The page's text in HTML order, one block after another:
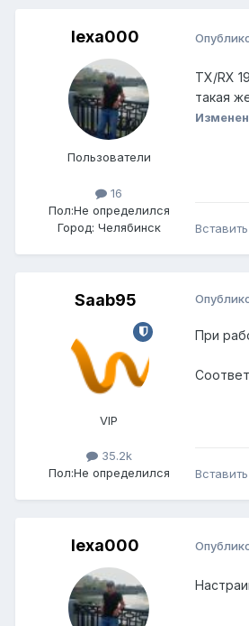
lexa000
Пользователи
16
Пол:Не определился
Город: Челябинск
TX/RX
такая
Saab95
VIP
35.2k
Пол:Не определился
При
lexa000